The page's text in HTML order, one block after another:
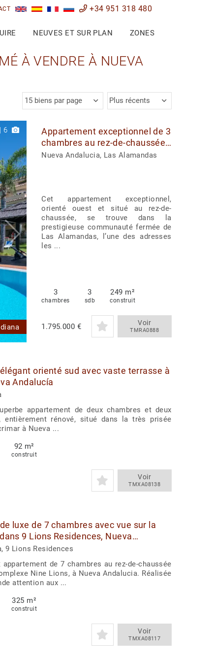
+34 951 318 480
NEUVES ET SUR PLAN ZONES
À VENDRE À NUEVA
15 biens par page Plus récents
| 6
Appartement exceptionnel de 3
chambres au rez-de-chaussée
à vendre dans la communauté
Nueva Andalucia, Las Alamandas
Cet appartement exceptionnel,
orienté ouest et situé au rez-de-
chaussée, se trouve dans la
prestigieuse communauté fermée de
Las Alamandas, l’une des adresses
les ...
3
chambres
3
sdb
249 m²
construit
1.795.000 € Voir
TMRA0888
orienté sud avec vaste terrasse à
Andalucía
appartement de deux chambres et deux
entièrement rénové, situé dans la très prisée
à Nueva ...
92 m²
construit
Voir
TMXA08138
luxe de 7 chambres avec vue sur la
9 Lions Residences, Nueva
9 Lions Residences
de 7 chambres au rez-de-chaussée
Nine Lions, à Nueva Andalucia. Réalisée
attention aux ...
325 m²
construit
Voir
TMXA08117